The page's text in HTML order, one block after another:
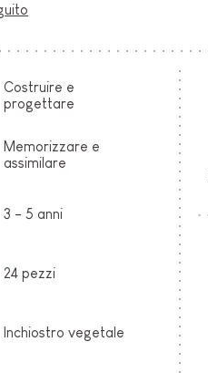
Costruire e
progettare
Memorizzare e
assimilare
3 - 5 anni
24 pezzi
Inchiostro vegetale